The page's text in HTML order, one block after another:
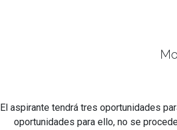
El aspirante tendrá tres oportunidades
oportunidades para ello, no se